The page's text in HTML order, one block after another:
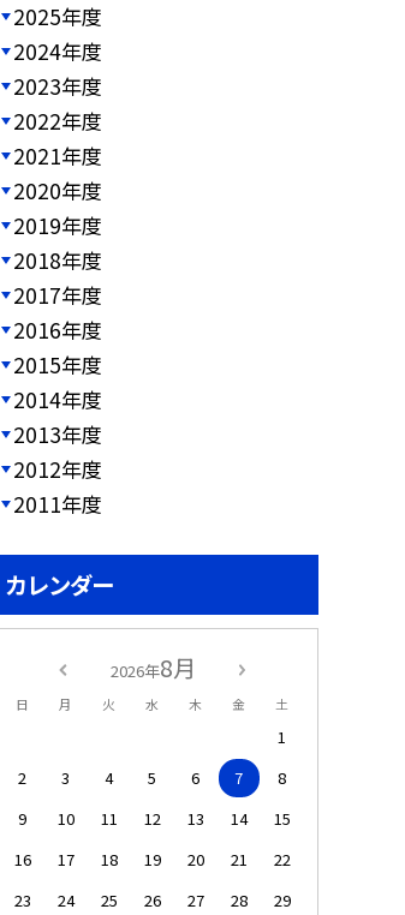
2025年度
2024年度
2023年度
2022年度
2021年度
2020年度
2019年度
2018年度
2017年度
2016年度
2015年度
2014年度
2013年度
2012年度
2011年度
カレンダー
2026年8月
日 月 火 水 木 金 土
1
2
3 4 5 6 7
8
9
10 11 12 13 14
15
16
17 18 19 20 21
22
23
24 25 26 27 28
29